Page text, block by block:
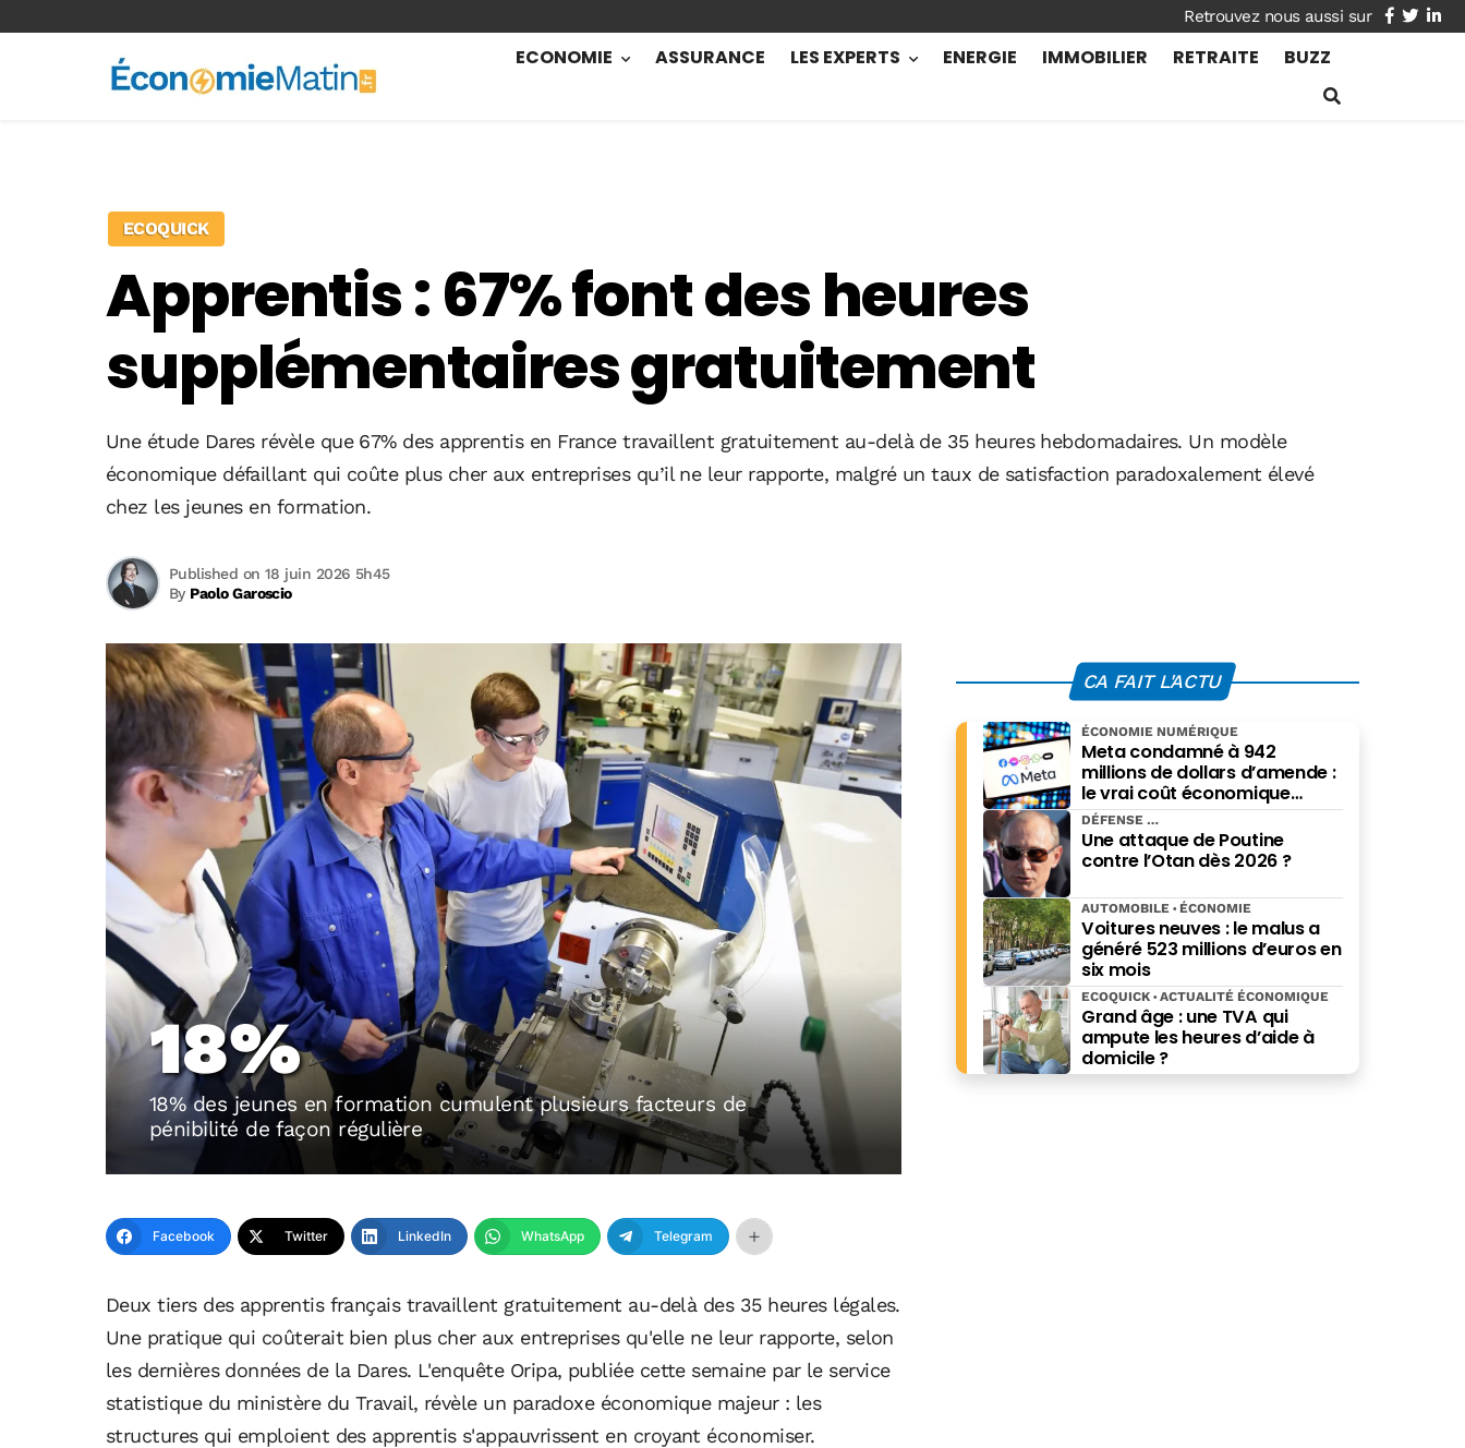
facebook
twitter
ECONOMIE ASSURANCE LES EXPERTS ENERGIE IMMOBILIER RETRAITE BUZZ
ECOQUICK
Apprentis : 67% font des heures
supplémentaires gratuitement
Une étude Dares révèle que 67% des apprentis en France travaillent gratuitement au-delà de 35 heures hebdomadaires. Un modèle
économique défaillant qui coûte plus cher aux entreprises qu’il ne leur rapporte, malgré un taux de satisfaction paradoxalement élevé
chez les jeunes en formation.
By Paolo Garoscio
Published on 18 juin 2026 5h45
18%
18% des jeunes en formation cumulent plusieurs facteurs de
pénibilité de façon régulière
Facebook Twitter LinkedIn WhatsApp Telegram
Deux tiers des apprentis français travaillent gratuitement au-delà des 35 heures légales.
Une pratique qui coûterait bien plus cher aux entreprises qu'elle ne leur rapporte, selon
les dernières données de la Dares. L'enquête Oripa, publiée cette semaine par le service
statistique du ministère du Travail, révèle un paradoxe économique majeur : les
structures qui emploient des apprentis s'appauvrissent en croyant économiser.
CA FAIT L'ACTU
Meta condamné à 942
millions de dollars d’amende :
le vrai coût économique
imposé par le Nouveau-
Mexique
ÉCONOMIE NUMÉRIQUE
Une attaque de Poutine
contre l’Otan dès 2026 ?
DÉFENSE
Voitures neuves : le malus a
généré 523 millions d’euros en
six mois
AUTOMOBILE ÉCONOMIE
Grand âge : une TVA qui
ampute les heures d’aide à
domicile ?
ECOQUICK ACTUALITÉ ÉCONOMIQUE